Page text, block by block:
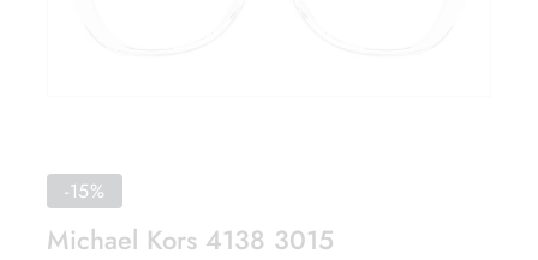
-15%
Michael Kors 4138 3015